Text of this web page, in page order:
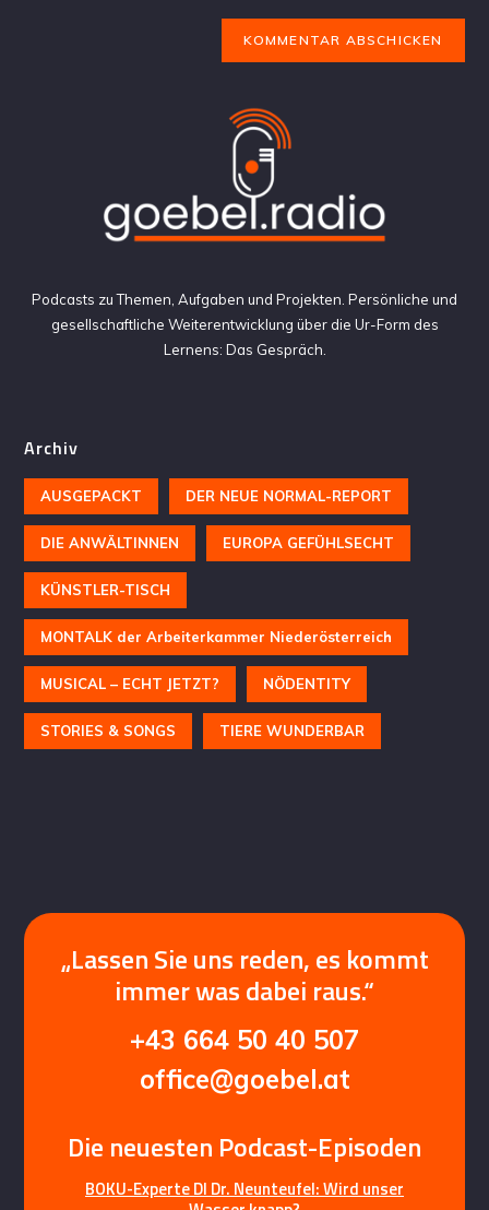
Podcasts zu Themen, Aufgaben und Projekten. Persönliche und
gesellschaftliche Weiterentwicklung über die Ur-Form des
Lernens: Das Gespräch.
Archiv
AUSGEPACKT DER NEUE NORMAL-REPORT
DIE ANWÄLTINNEN EUROPA GEFÜHLSECHT
KÜNSTLER-TISCH
MONTALK der Arbeiterkammer Niederösterreich
MUSICAL – ECHT JETZT? NÖDENTITY
STORIES & SONGS TIERE WUNDERBAR
„Lassen Sie uns reden, es kommt
immer was dabei raus.“
+43 664 50 40 507
office@goebel.at
Die neuesten Podcast-Episoden
BOKU-Experte DI Dr. Neunteufel: Wird unser